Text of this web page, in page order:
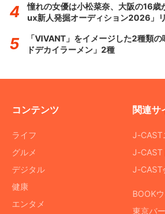
憧れの女優は小松菜奈、大阪の16
ux新人発掘オーディション2026」
「VIVANT」をイメージした2種類
ドデカイラーメン」2種
コンテンツ
ライフ
グルメ
デジタル
健康
エンタメ
関連サ
J-CAST
J-CAST
J-CAST
BOOK
東京バ